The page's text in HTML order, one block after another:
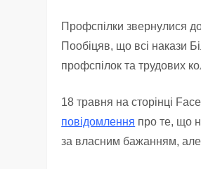
Профспілки звернулися
Пообіцяв, що всі накази
профспілок та трудових
18 травня на сторінці
повідомлення про те, що
за власним бажанням, але